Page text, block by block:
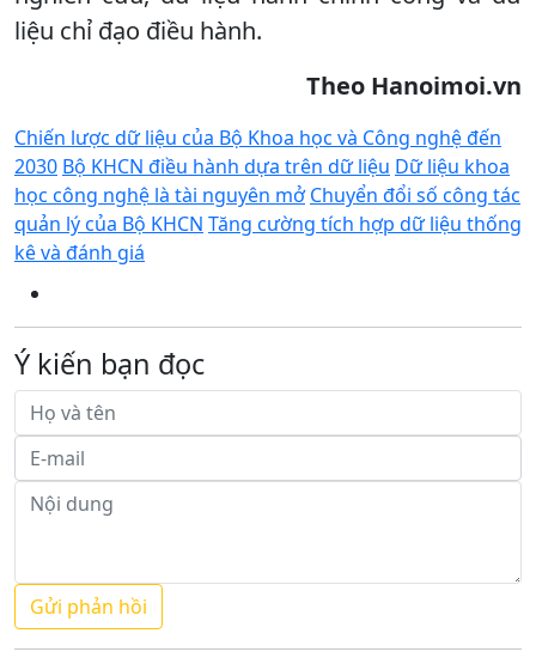
liệu chỉ đạo điều hành.
Theo Hanoimoi.vn
Chiến lược dữ liệu của Bộ Khoa học và Công nghệ đến
2030 Bộ KHCN điều hành dựa trên dữ liệu Dữ liệu khoa
học công nghệ là tài nguyên mở Chuyển đổi số công tác
quản lý của Bộ KHCN Tăng cường tích hợp dữ liệu thống
kê và đánh giá
Ý kiến bạn đọc